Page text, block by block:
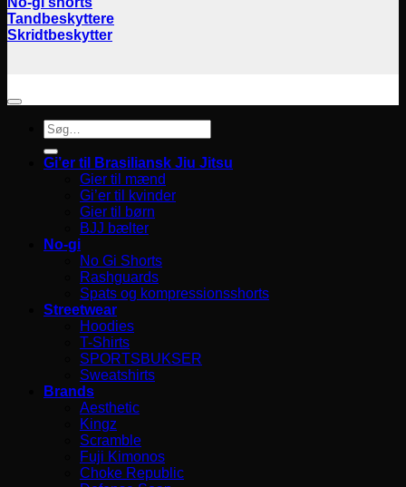
Tandbeskyttere
Skridtbeskytter
Søg
efter:
Gi’er til Brasiliansk Jiu Jitsu
Gier til mænd
Gi’er til kvinder
Gier til børn
BJJ bælter
No-gi
No Gi Shorts
Rashguards
Spats og kompressionsshorts
Streetwear
Hoodies
T-Shirts
SPORTSBUKSER
Sweatshirts
Brands
Aesthetic
Kingz
Scramble
Fuji Kimonos
Choke Republic